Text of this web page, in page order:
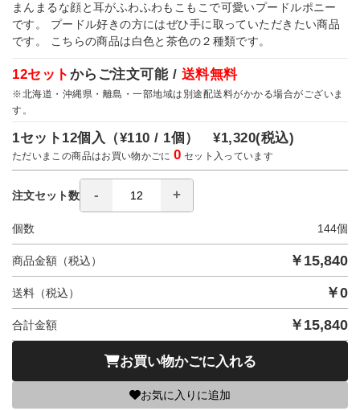
まんまるな顔と耳がふわふわもこもこで可愛いプードルポニー
です。 プードル好きの方にはぜひ手に取っていただきたい商品
です。 こちらの商品は白色と茶色の２種類です。
12セット からご注文可能 / 送料無料
※北海道・沖縄県・離島・一部地域は別途配送料がかかる場合がございま
す。
1セット12個入（¥110 / 1個）¥1,320(税込)
ただいまこの商品はお買い物かごに0 セット入っています
注文セット数
個数 144個
商品金額（税込） ￥ 15,840
送料（税込） ￥0
合計金額 ￥ 15,840
お買い物かごに入れる
お気に入りに追加